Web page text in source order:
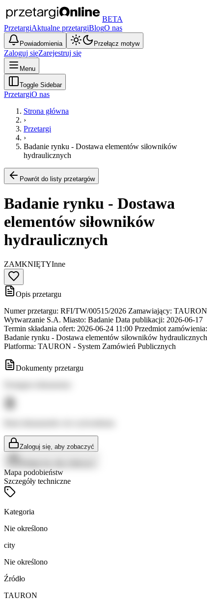
BETA
PrzetargiAktualne przetargiBlogO nas
Powiadomienia Przełącz motyw
Zaloguj sięZarejestruj się
Menu
Toggle Sidebar
PrzetargiO nas
Strona główna
›
Przetargi
›
Badanie rynku - Dostawa elementów siłowników
hydraulicznych
Powrót do listy przetargów
Badanie rynku - Dostawa
elementów siłowników
hydraulicznych
ZAMKNIĘTYInne
Opis przetargu
Numer przetargu: RFI/TW/00515/2026 Zamawiający: TAURON
Wytwarzanie S.A. Miasto: Badanie Data publikacji: 2026-06-17
Termin składania ofert: 2026-06-24 11:00 Przedmiot zamówienia:
Badanie rynku - Dostawa elementów siłowników hydraulicznych
Platforma: TAURON - System Zamówień Publicznych
Dokumenty przetargu
Zaloguj się, aby zobaczyć
Mapa podobieństw
Szczegóły techniczne
Kategoria
Nie określono
city
Nie określono
Źródło
TAURON